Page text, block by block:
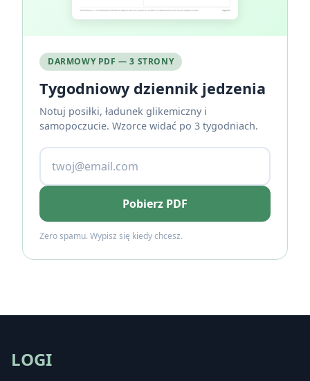
DARMOWY PDF — 3 STRONY
Tygodniowy dziennik jedzenia
Notuj posiłki, ładunek glikemiczny i
samopoczucie. Wzorce widać po 3 tygodniach.
Pobierz PDF
Zero spamu. Wypisz się kiedy chcesz.
LOGI